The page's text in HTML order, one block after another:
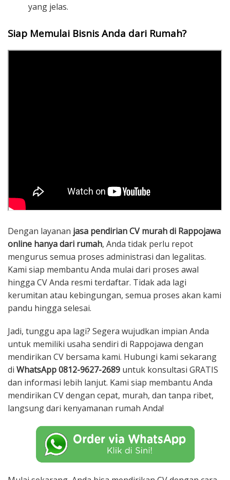
yang jelas.
Siap Memulai Bisnis Anda dari Rumah?
Dengan layanan jasa pendirian CV murah di Rappojawa
online hanya dari rumah, Anda tidak perlu repot
mengurus semua proses administrasi dan legalitas.
Kami siap membantu Anda mulai dari proses awal
hingga CV Anda resmi terdaftar. Tidak ada lagi
kerumitan atau kebingungan, semua proses akan kami
pandu hingga selesai.
Jadi, tunggu apa lagi? Segera wujudkan impian Anda
untuk memiliki usaha sendiri di Rappojawa dengan
mendirikan CV bersama kami. Hubungi kami sekarang
di WhatsApp 0812-9627-2689 untuk konsultasi GRATIS
dan informasi lebih lanjut. Kami siap membantu Anda
mendirikan CV dengan cepat, murah, dan tanpa ribet,
langsung dari kenyamanan rumah Anda!